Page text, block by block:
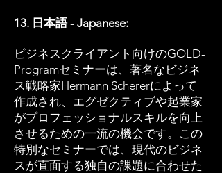
13. 日本語 - Japanese:
ビジネスクライアント向けのGOLD-
Programセミナーは、著名なビジネ
ス戦略家Hermann Schererによって
作成され、エグゼクティブや起業家
がプロフェッショナルスキルを向上
させるための一流の機会です。この
特別なセミナーでは、現代のビジネ
スが直面する独自の課題に合わせた